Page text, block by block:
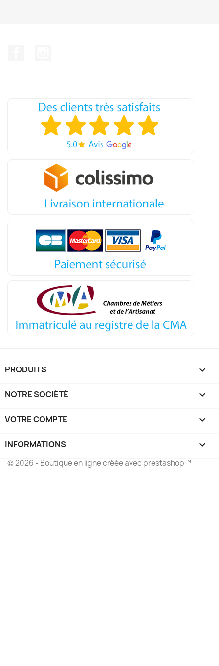
PRODUITS 
NOTRE SOCIÉTÉ 
VOTRE COMPTE 
INFORMATIONS keyboard_arrow_down
© 2026 - Boutique en ligne créée avec prestashop™